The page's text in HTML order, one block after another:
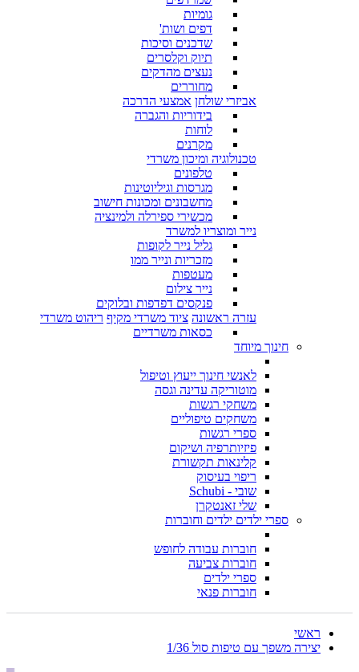
גומיות
דפים ושות'
שדכנים וסיכות
תיוק וקלסרים
נעצים מהדקים
מחוררים
אביזרי שולחן אמצעי הדרכה
בידוריות והגברה
לוחות
מקרנים
טכנולוגיה ומיכון משרדי
טלפונים
מגרסות וגיליוטינות
מחשבונים ומכונות חישוב
מכשירי ספירלה ולמינציה
נייר ומוצריו למשרד
גליל נייר לקופות
מזכריות ונייר ממו
מעטפות
נייר צילום
פנקסים דפדפות ובלוקים
עזרה ראשונה ציוד משרדי מקיף ריהוט משרדי
כסאות משרדיים
חינוך מיוחד
לאנשי חינוך ייעוץ וטיפול
מוטוריקה עדינה וגסה
משחקי רגשות
משחקים טיפוליים
ספרי רגשות
פיזיותרפיה ושיקום
קלינאות תקשורת
ריפוי בעיסוק
שובי - Schubi
שלי זאנטקרן
ספרי ילדים ילדים וחוברות
חוברות עבודה לחופש
חוברות צביעה
ספרי ילדים
חוברות פנאי
ראשי
יצירה משפך עם טיפות סול 1/36